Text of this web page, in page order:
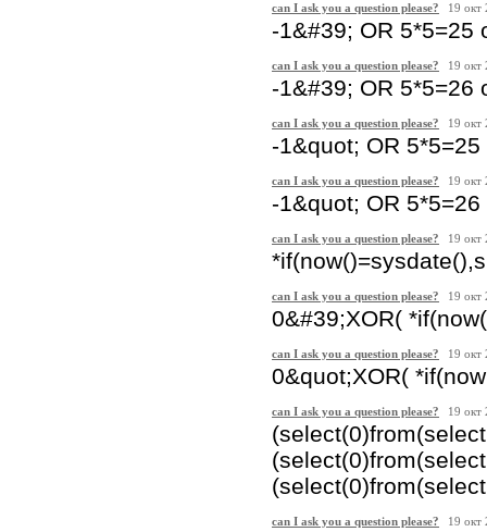
can I ask you a question please? 19
-1&#39; OR 5*5=25
can I ask you a question please? 19
-1&#39; OR 5*5=26
can I ask you a question please? 19
-1&quot; OR
can I ask you a question please? 19
-1&quot; OR
can I ask you a question please? 19
can I ask you a question please? 19
0&#39;XOR(
can I ask you a question please? 19
0&quot;XOR(
can I ask you a question please? 19
can I ask you a question please? 19